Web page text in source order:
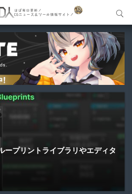
形状を構築出来るUnreal Engine
プリントライブラリやエディタ
ック パーツを組み合わせて作れ
CC0 で商用利用OKなVRChat
アーティストが実際の解剖
サイト内検索